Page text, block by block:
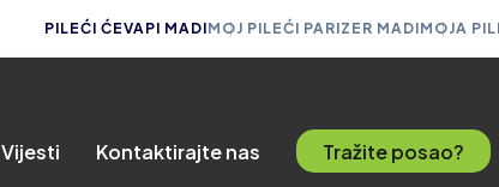
PILEĆI ĆEVAPI MADIMOJ PILEĆI PARIZER MADIMOJA
Vijesti Kontaktirajte nas Tražite posao?